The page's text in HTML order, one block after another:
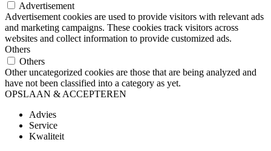
Advertisement
Advertisement cookies are used to provide visitors with relevant ads
and marketing campaigns. These cookies track visitors across
websites and collect information to provide customized ads.
Others
Others
Other uncategorized cookies are those that are being analyzed and
have not been classified into a category as yet.
OPSLAAN & ACCEPTEREN
Advies
Service
Kwaliteit